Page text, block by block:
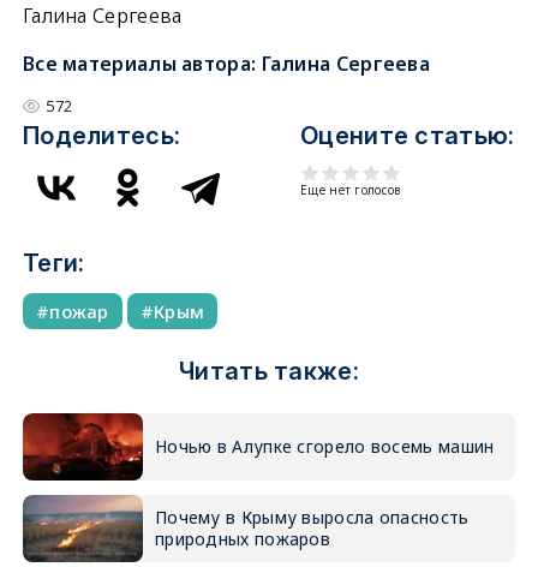
Галина Сергеева
Все материалы автора: Галина Сергеева
572
Поделитесь: Оцените статью:
Еще нет голосов
Теги:
пожар Крым
Читать также:
Ночью в Алупке сгорело восемь машин
Почему в Крыму выросла опасность
природных пожаров